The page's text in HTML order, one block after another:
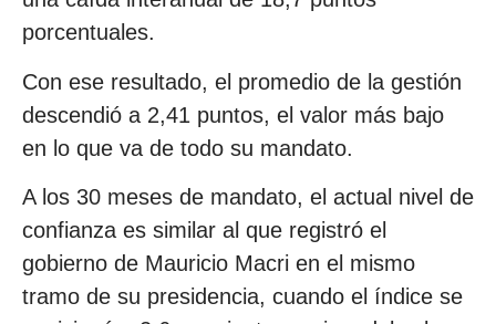
porcentuales.
Con ese resultado, el promedio de la gestión
descendió a 2,41 puntos, el valor más bajo
en lo que va de todo su mandato.
A los 30 meses de mandato, el actual nivel de
confianza es similar al que registró el
gobierno de Mauricio Macri en el mismo
tramo de su presidencia, cuando el índice se